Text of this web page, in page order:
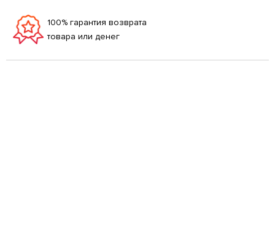
100% гарантия возврата
товара или денег